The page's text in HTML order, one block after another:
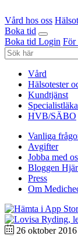
Vård hos oss
Boka tid
Boka tid Login För
Vård
Hälsotester
Kundtjänst
HVB/SÄBO
Vanliga
Avgifter
Jobba med
Bloggen
Press
Om
26 oktober 2016